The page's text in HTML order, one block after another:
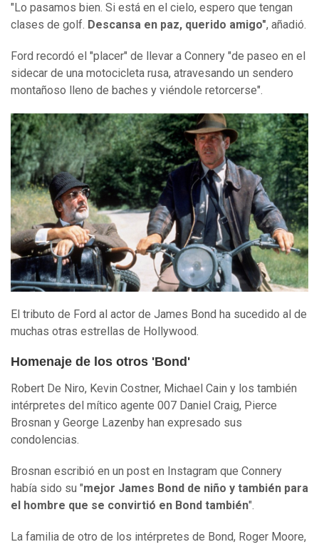
"Lo pasamos bien. Si está en el cielo, espero que tengan
clases de golf. Descansa en paz, querido amigo", añadió.
Ford recordó el "placer" de llevar a Connery "de paseo en el
sidecar de una motocicleta rusa, atravesando un sendero
montañoso lleno de baches y viéndole retorcerse".
El tributo de Ford al actor de James Bond ha sucedido al de
muchas otras estrellas de Hollywood.
Homenaje de los otros 'Bond'
Robert De Niro, Kevin Costner, Michael Cain y los también
intérpretes del mítico agente 007 Daniel Craig, Pierce
Brosnan y George Lazenby han expresado sus
condolencias.
Brosnan escribió en un post en Instagram que Connery
había sido su "mejor James Bond de niño y también para
el hombre que se convirtió en Bond también".
La familia de otro de los intérpretes de Bond, Roger Moore,